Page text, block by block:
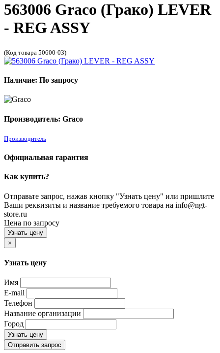
563006 Graco (Грако) LEVER
- REG ASSY
(Код товара 50600-03)
Наличие: По запросу
Производитель: Graco
Производитель
Официальная гарантия
Как купить?
Отправьте запрос, нажав кнопку "Узнать цену" или пришлите
Ваши реквизиты и название требуемого товара на info@ngt-
store.ru
Цена по запросу
Узнать цену
×
Узнать цену
Имя
E-mail
Телефон
Название организации
Город
Узнать цену
Отправить запрос